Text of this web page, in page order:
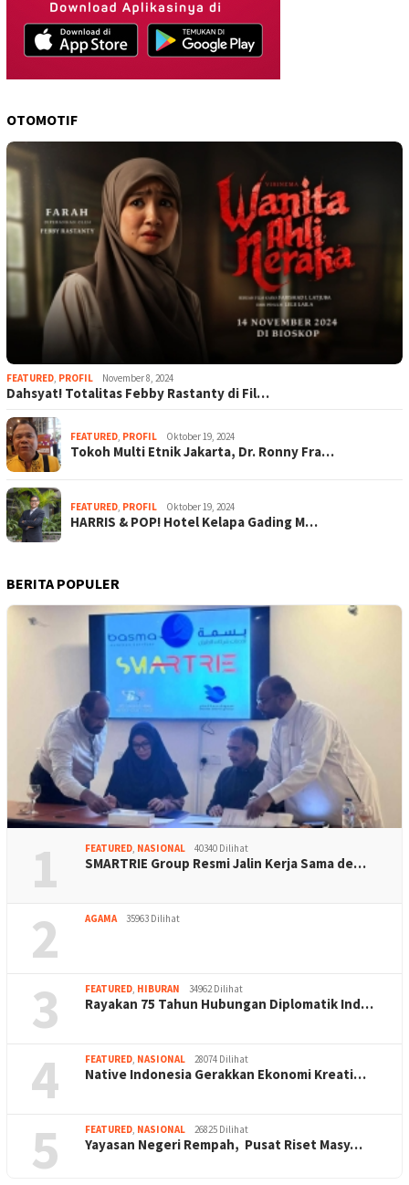
OTOMOTIF
FEATURED, PROFIL November 8, 2024
Dahsyat! Totalitas Febby Rastanty di Fil…
FEATURED, PROFIL Oktober 19, 2024
Tokoh Multi Etnik Jakarta, Dr. Ronny Fra…
FEATURED, PROFIL Oktober 19, 2024
HARRIS & POP! Hotel Kelapa Gading M…
BERITA POPULER
1 FEATURED, NASIONAL 40340 Dilihat
SMARTRIE Group Resmi Jalin Kerja Sama de…
2 AGAMA 35963 Dilihat
3 FEATURED, HIBURAN 34962 Dilihat
Rayakan 75 Tahun Hubungan Diplomatik Ind…
4 FEATURED, NASIONAL 28074 Dilihat
Native Indonesia Gerakkan Ekonomi Kreati…
5 FEATURED, NASIONAL 26825 Dilihat
Yayasan Negeri Rempah, Pusat Riset Masy…